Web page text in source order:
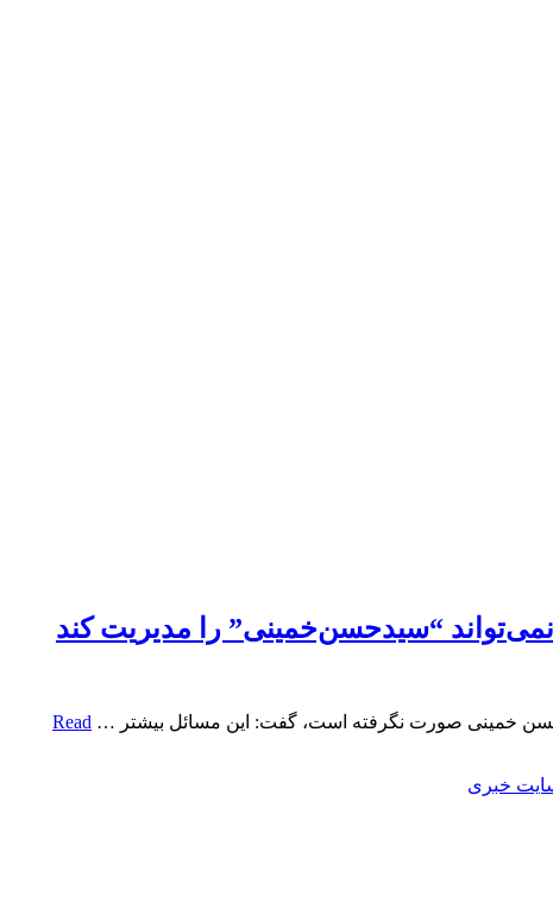
“سیدحسن‌خمینی” را مدیریت کند
حسن خمینی صورت نگرفته است، گفت: این مسائل بیشتر … Read
خبری